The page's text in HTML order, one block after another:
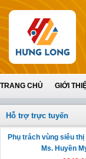
TRANG CHỦ GIỚI
Hỗ trợ trực tuyến
Phụ trách vùng siêu
Ms. Huyền